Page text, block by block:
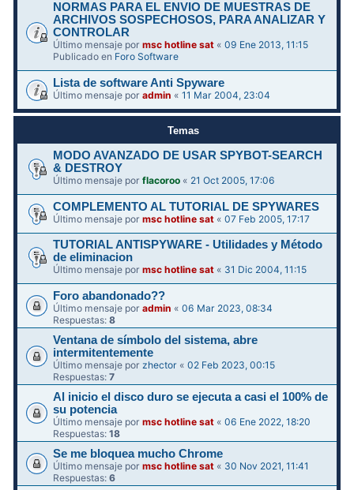
NORMAS PARA EL ENVIO DE MUESTRAS DE
ARCHIVOS SOSPECHOSOS, PARA ANALIZAR Y
CONTROLAR
Último mensaje pormsc hotline sat «09 Ene 2013, 11:15
Publicado en Foro Software
Lista de software Anti Spyware
Último mensaje poradmin «11 Mar 2004, 23:04
Temas
MODO AVANZADO DE USAR SPYBOT-SEARCH
& DESTROY
Último mensaje porflacoroo « 21 Oct 2005, 17:06
COMPLEMENTO AL TUTORIAL DE SPYWARES
Último mensaje pormsc hotline sat «07 Feb 2005, 17:17
TUTORIAL ANTISPYWARE - Utilidades y Método
de eliminacion
Último mensaje pormsc hotline sat « 31 Dic 2004, 11:15
Foro abandonado??
Último mensaje poradmin «06 Mar 2023, 08:34
Respuestas:8
Ventana de símbolo del sistema, abre
intermitentemente
Último mensaje por zhector «02 Feb 2023, 00:15
Respuestas:7
Al inicio el disco duro se ejecuta a casi el 100% de
su potencia
Último mensaje pormsc hotline sat «06 Ene 2022, 18:20
Respuestas:18
Se me bloquea mucho Chrome
Último mensaje pormsc hotline sat « 30 Nov 2021, 11:41
Respuestas:6